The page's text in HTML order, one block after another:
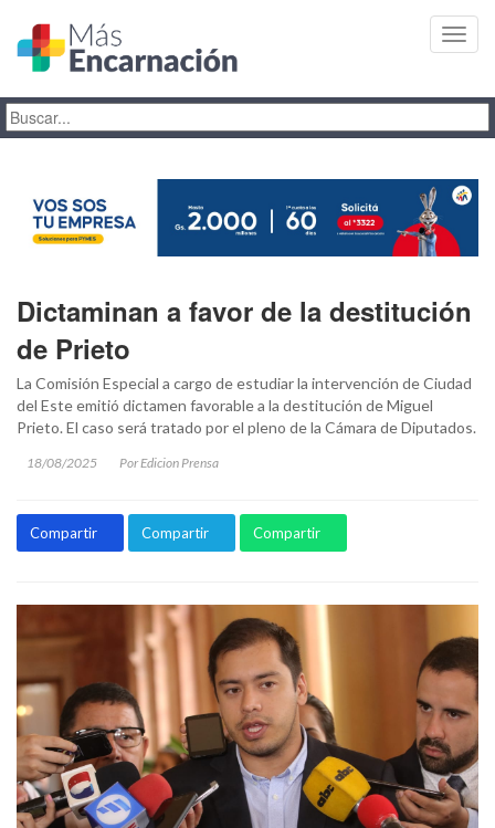
Dictaminan a favor de la destitución
de Prieto
La Comisión Especial a cargo de estudiar la intervención de Ciudad
del Este emitió dictamen favorable a la destitución de Miguel
Prieto. El caso será tratado por el pleno de la Cámara de Diputados.
18/08/2025 Por Edicion Prensa
Compartir Compartir Compartir